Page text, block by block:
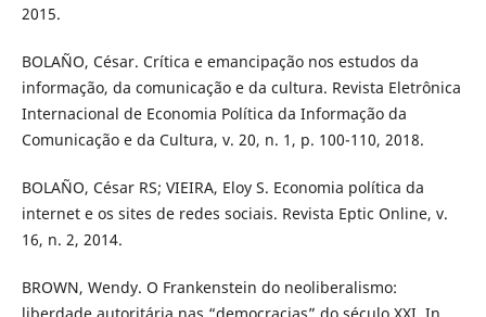
2015.
BOLAÑO, César. Crítica e emancipação nos estudos da
informação, da comunicação e da cultura. Revista Eletrônica
Internacional de Economia Política da Informação da
Comunicação e da Cultura, v. 20, n. 1, p. 100-110, 2018.
BOLAÑO, César RS; VIEIRA, Eloy S. Economia política da
internet e os sites de redes sociais. Revista Eptic Online, v.
16, n. 2, 2014.
BROWN, Wendy. O Frankenstein do neoliberalismo: